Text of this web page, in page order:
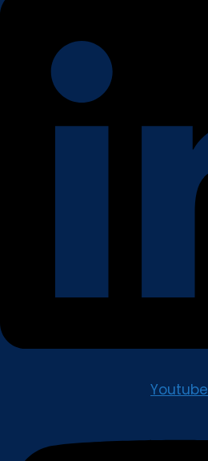
Youtube